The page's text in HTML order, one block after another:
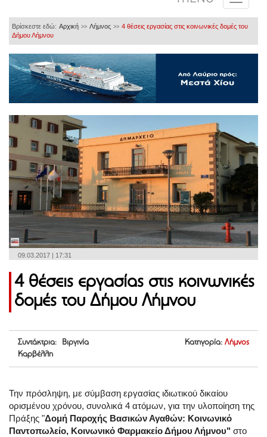
Βρίσκεστε εδώ: Αρχική >> Λήμνος >> 4 θέσεις εργασίας στις κοινωνικές δομές του
Δήμου Λήμνου
09.03.2017 | 17:31
4 θέσεις εργασίας στις κοινωνικές
δομές του Δήμου Λήμνου
Συντάκτρια: Βιργινία
Καρβέλλη
Κατηγορία: Λήμνος
Την πρόσληψη, με σύμβαση εργασίας ιδιωτικού δικαίου
ορισμένου χρόνου, συνολικά 4 ατόμων, για την υλοποίηση της
Πράξης "Δομή Παροχής Βασικών Αγαθών: Κοινωνικό
Παντοπωλείο, Κοινωνικό Φαρμακείο Δήμου Λήμνου" στο